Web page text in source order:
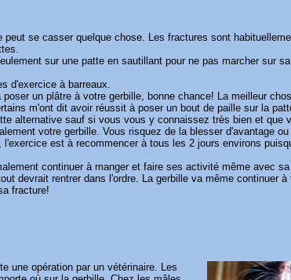
peut se casser quelque chose. Les fractures sont
sur une patte en sautillant pour ne pas marcher sur
d'exercice à barreaux.
un plâtre à votre gerbille, bonne chance! La meilleur
m'ont dit avoir réussit à poser un bout de paille sur la
alternative sauf si vous vous y connaissez très bien et que
votre gerbille. Vous risquez de la blesser d'avantage
est à recommencer à tous les 2 jours environs
continuer à manger et faire ses activité même avec
devrait rentrer dans l'ordre. La gerbille va même continuer à
fracture!
une opération par un vétérinaire. Les